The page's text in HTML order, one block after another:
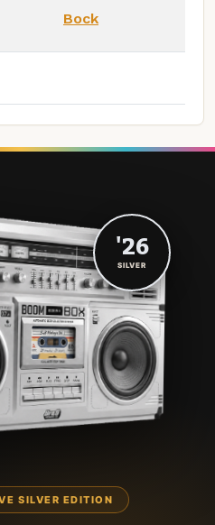
Bock
SILVER EDITION
'26
SILVER